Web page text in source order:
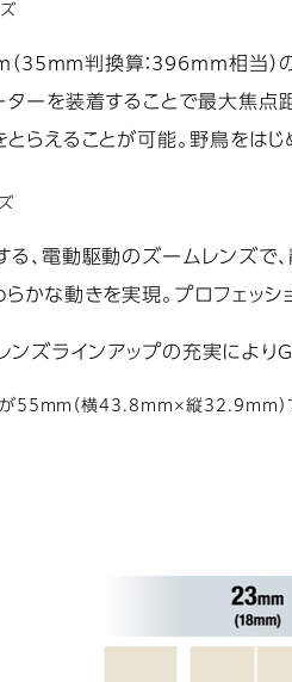
35mm判換算：396mm相当）
ターを装着することで最大焦点
らえることが可能。野鳥をは
、電動駆動のズームレンズで
かな動きを実現。プロフェッ
ンズラインアップの充実によ
55mm（横43.8mm×縦32.9mm）